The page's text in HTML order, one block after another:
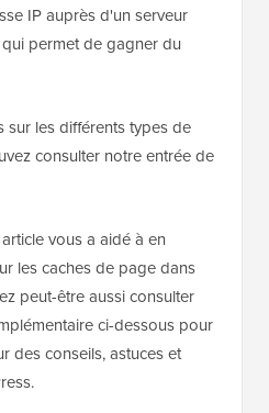
IP auprès d'un serveur
permet de gagner du
sur les différents types de
consulter notre entrée de
vous a aidé à en
les caches de page dans
peut-être aussi consulter
ci-dessous pour
des conseils, astuces et